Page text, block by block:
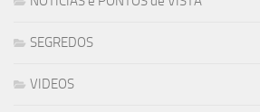
SEGREDOS
VIDEOS